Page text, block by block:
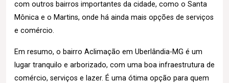
com outros bairros importantes da cidade, como o Santa
Mônica e o Martins, onde há ainda mais opções de serviços
e comércio.
Em resumo, o bairro Aclimação em Uberlândia-MG é um
lugar tranquilo e arborizado, com uma boa infraestrutura de
comércio, serviços e lazer. É uma ótima opção para quem